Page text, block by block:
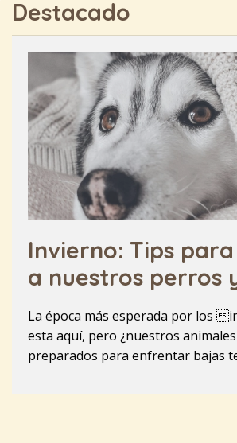
Destacado
Invierno: Tips
a nuestros perros
La época más esperada por los
esta aquí, pero ¿nuestros
preparados para enfrentar bajas